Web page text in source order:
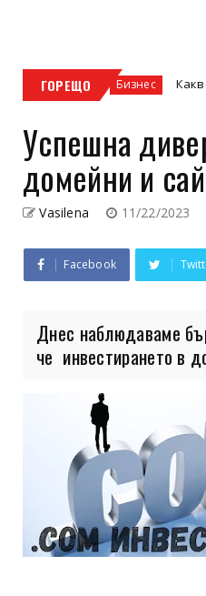
ГОРЕЩО
Бизнес Какво е капитал?
Успешна
домейни и
Vasilena 11/22/2023
Facebook
Днес наблюдаваме
че инвестирането в